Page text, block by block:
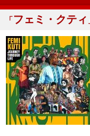
「フェミ・クティ